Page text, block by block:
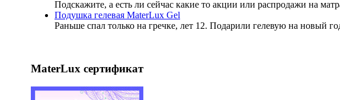
Подскажите, а есть ли сейчас какие то акции или распродажи на
Подушка гелевая MaterLux Gel
Раньше спал только на гречке, лет 12. Подарили гелевую на новый
MaterLux сертификат